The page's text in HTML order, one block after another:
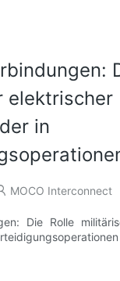
elektrischer
in
MOCO Interconnect
Die Rolle